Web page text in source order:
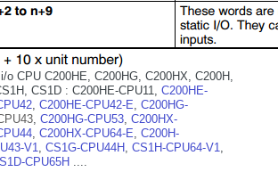
CPU C200HE, C200HG, C200HX, C200H,
CS1D : C200HE-CPU11, C200HE-
, C200HE-CPU42-E, C200HG-
, C200HG-CPU53, C200HX-
, C200HX-CPU64-E, C200H-
V1, CS1G-CPU44H , CS1H-CPU64-V1,
CPU65H ....